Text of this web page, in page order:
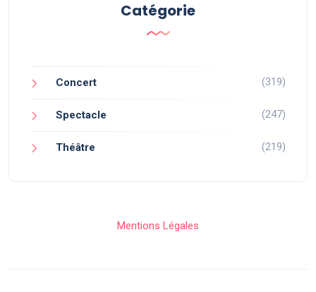
Catégorie
Concert (319)
Spectacle (247)
Théâtre (219)
Mentions Légales